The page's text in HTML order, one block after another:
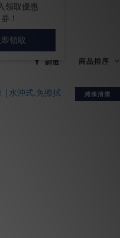
領取優惠
券！
領取
篩選 商品排序
烤漆清潔